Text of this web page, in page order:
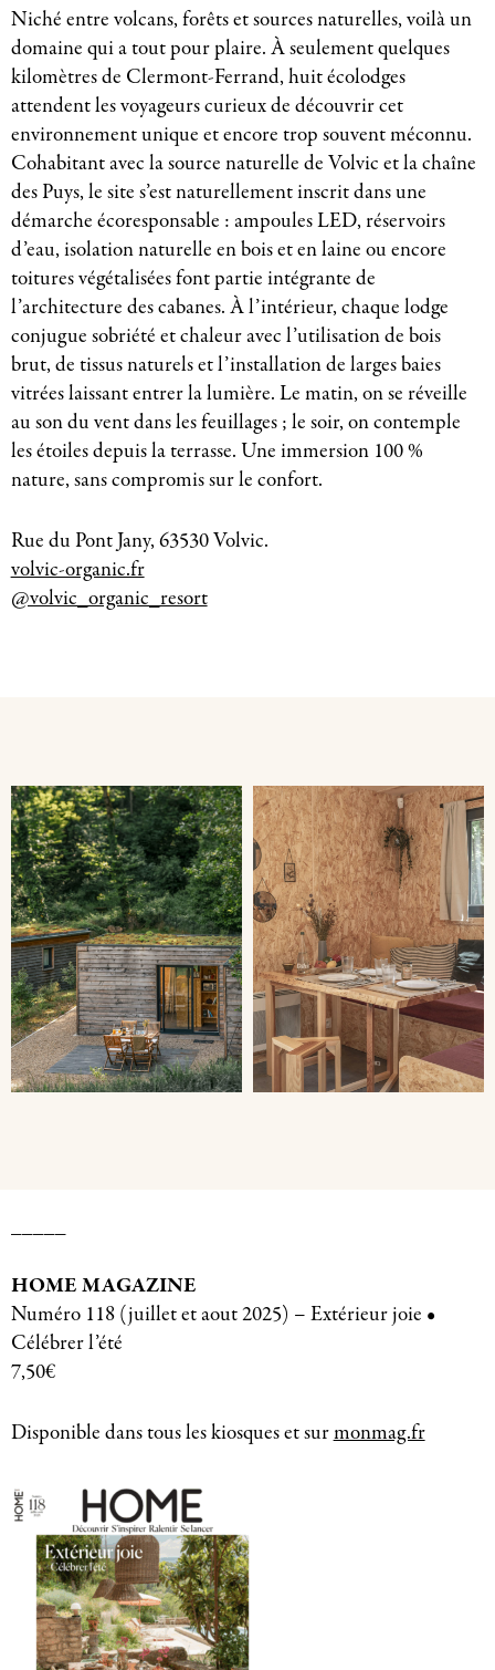
Niché entre volcans, forêts et sources naturelles, voilà un
domaine qui a tout pour plaire. À seulement quelques
kilomètres de Clermont-Ferrand, huit écolodges
attendent les voyageurs curieux de découvrir cet
environnement unique et encore trop souvent méconnu.
Cohabitant avec la source naturelle de Volvic et la chaîne
des Puys, le site s’est naturellement inscrit dans une
démarche écoresponsable : ampoules LED, réservoirs
d’eau, isolation naturelle en bois et en laine ou encore
toitures végétalisées font partie intégrante de
l’architecture des cabanes. À l’intérieur, chaque lodge
conjugue sobriété et chaleur avec l’utilisation de bois
brut, de tissus naturels et l’installation de larges baies
vitrées laissant entrer la lumière. Le matin, on se réveille
au son du vent dans les feuillages ; le soir, on contemple
les étoiles depuis la terrasse. Une immersion 100 %
nature, sans compromis sur le confort.
Rue du Pont Jany, 63530 Volvic.
volvic-organic.fr
@volvic_organic_resort
HOME MAGAZINE
Numéro 118 (juillet et aout 2025) – Extérieur joie •
Célébrer l’été
7,50€
Disponible dans tous les kiosques et surmonmag.fr